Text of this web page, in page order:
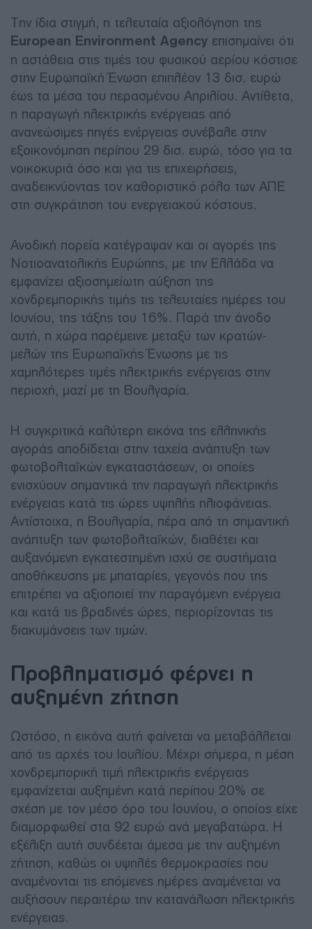
Την ίδια στιγμή, η τελευταία αξιολόγηση της
European Environment Agency επισημαίνει ότι
η αστάθεια στις τιμές του φυσικού αερίου κόστισε
στην Ευρωπαϊκή Ένωση επιπλέον 13 δισ. ευρώ
έως τα μέσα του περασμένου Απριλίου. Αντίθετα,
η παραγωγή ηλεκτρικής ενέργειας από
ανανεώσιμες πηγές ενέργειας συνέβαλε στην
εξοικονόμηση περίπου 29 δισ. ευρώ, τόσο για τα
νοικοκυριά όσο και για τις επιχειρήσεις,
αναδεικνύοντας τον καθοριστικό ρόλο των ΑΠΕ
στη συγκράτηση του ενεργειακού κόστους.
Ανοδική πορεία κατέγραψαν και οι αγορές της
Νοτιοανατολικής Ευρώπης, με την Ελλάδα να
εμφανίζει αξιοσημείωτη αύξηση της
χονδρεμπορικής τιμής τις τελευταίες ημέρες του
Ιουνίου, της τάξης του 16%. Παρά την άνοδο
αυτή, η χώρα παρέμεινε μεταξύ των κρατών-
μελών της Ευρωπαϊκής Ένωσης με τις
χαμηλότερες τιμές ηλεκτρικής ενέργειας στην
περιοχή, μαζί με τη Βουλγαρία.
Η συγκριτικά καλύτερη εικόνα της ελληνικής
αγοράς αποδίδεται στην ταχεία ανάπτυξη των
φωτοβολταϊκών εγκαταστάσεων, οι οποίες
ενισχύουν σημαντικά την παραγωγή ηλεκτρικής
ενέργειας κατά τις ώρες υψηλής ηλιοφάνειας.
Αντίστοιχα, η Βουλγαρία, πέρα από τη σημαντική
ανάπτυξη των φωτοβολταϊκών, διαθέτει και
αυξανόμενη εγκατεστημένη ισχύ σε συστήματα
αποθήκευσης με μπαταρίες, γεγονός που της
επιτρέπει να αξιοποιεί την παραγόμενη ενέργεια
και κατά τις βραδινές ώρες, περιορίζοντας τις
διακυμάνσεις των τιμών.
Προβληματισμό φέρνει η
αυξημένη ζήτηση
Ωστόσο, η εικόνα αυτή φαίνεται να μεταβάλλεται
από τις αρχές του Ιουλίου. Μέχρι σήμερα, η μέση
χονδρεμπορική τιμή ηλεκτρικής ενέργειας
εμφανίζεται αυξημένη κατά περίπου 20% σε
σχέση με τον μέσο όρο του Ιουνίου, ο οποίος είχε
διαμορφωθεί στα 92 ευρώ ανά μεγαβατώρα. Η
εξέλιξη αυτή συνδέεται άμεσα με την αυξημένη
ζήτηση, καθώς οι υψηλές θερμοκρασίες που
αναμένονται τις επόμενες ημέρες αναμένεται να
αυξήσουν περαιτέρω την κατανάλωση ηλεκτρικής
ενέργειας.